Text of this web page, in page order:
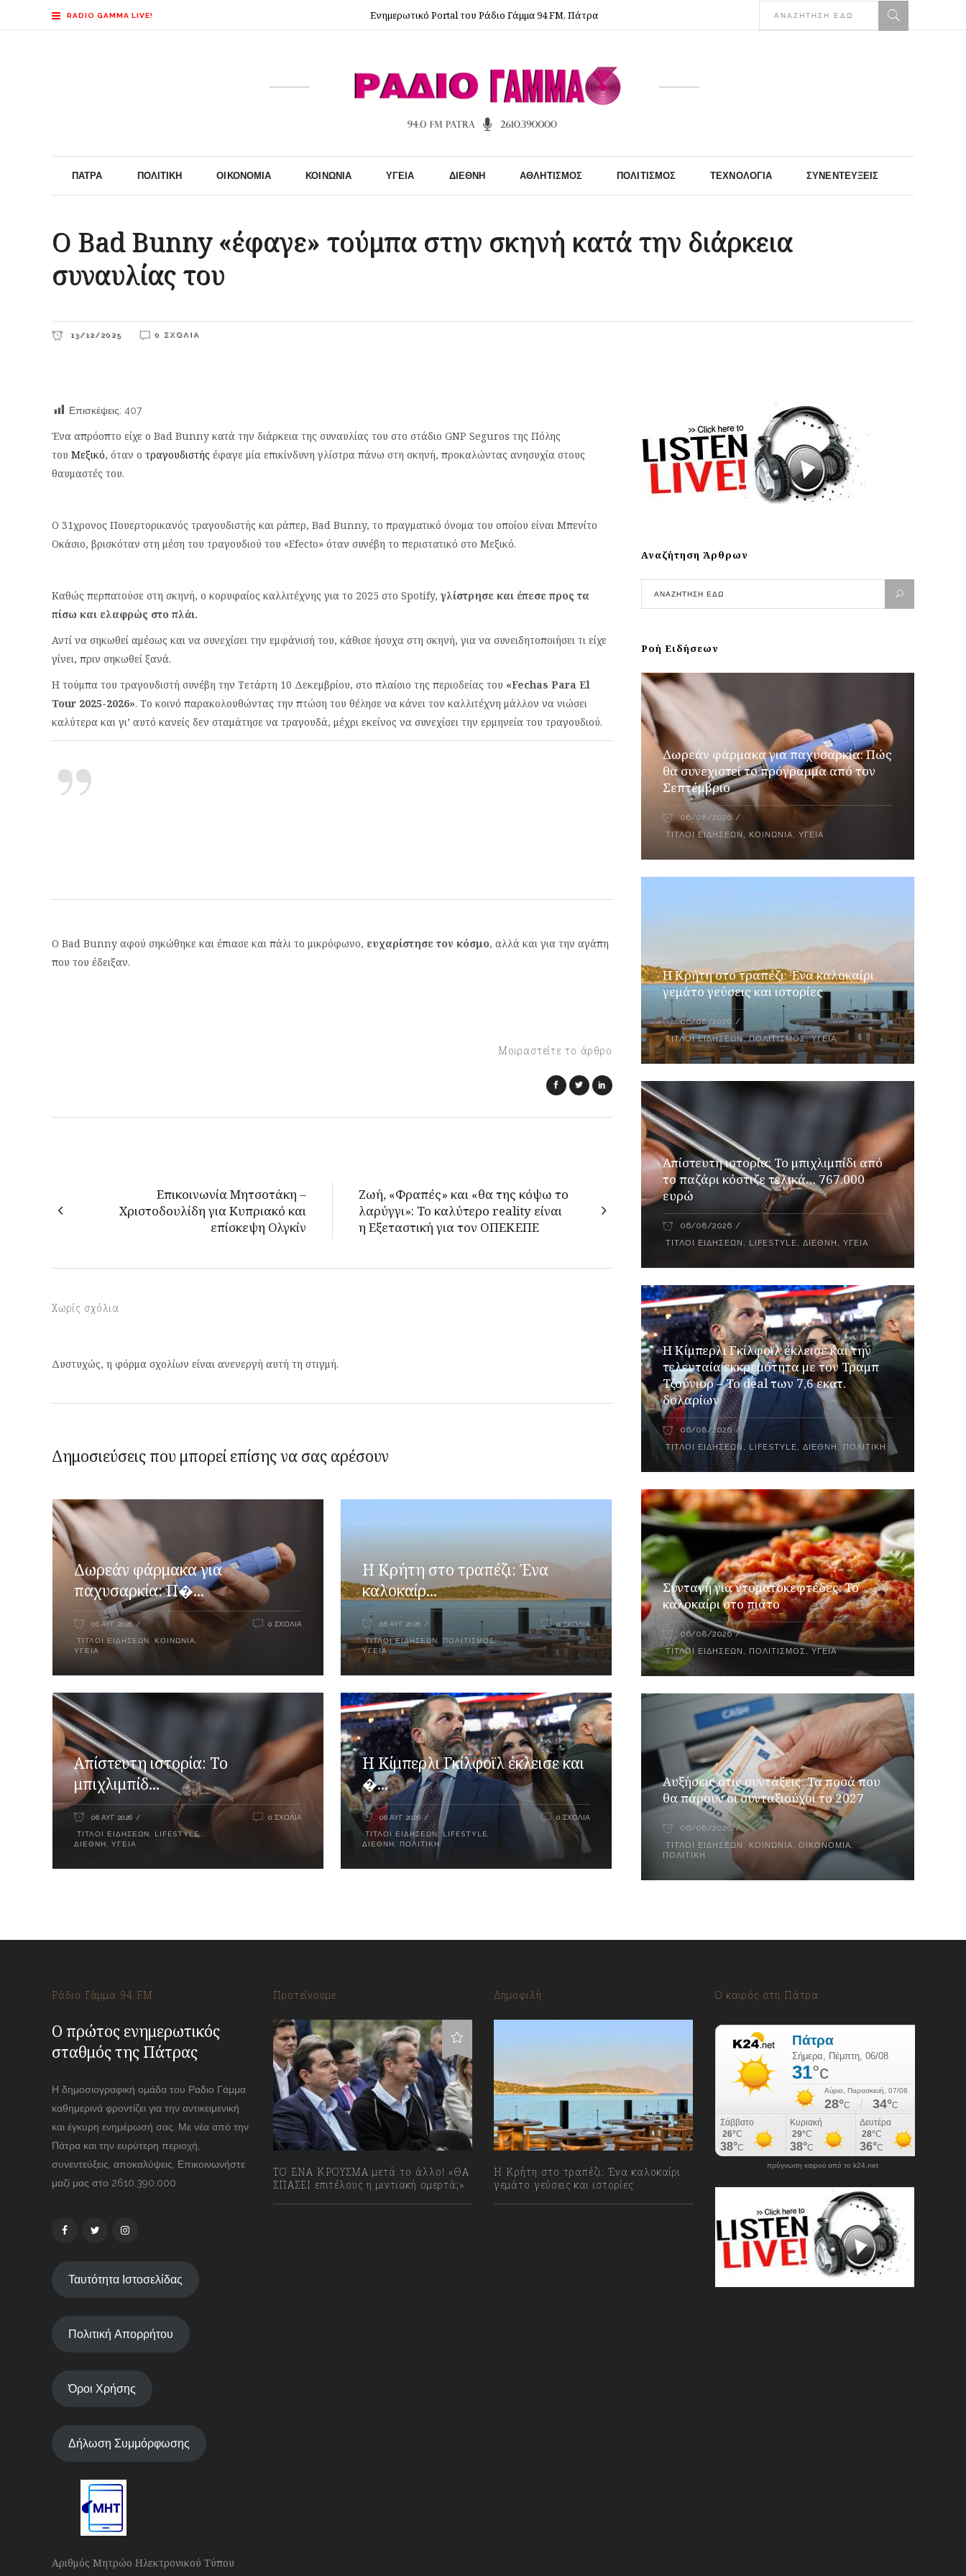
RADIO GAMMA LIVE! Ενημερωτικό Portal του Ράδιο Γάμμα 94 FM, Πάτρα
ΠΆΤΡΑ ΠΟΛΙΤΙΚΉ ΟΙΚΟΝΟΜΊΑ ΚΟΙΝΩΝΊΑ ΥΓΕΊΑ ΔΙΕΘΝΉ ΑΘΛΗΤΙΣΜΌΣ ΠΟΛΙΤΙΣΜΌΣ ΤΕΧΝΟΛΟΓΊΑ ΣΥΝΕΝΤΕΎΞΕΙΣ
Ο Bad Bunny «έφαγε» τούμπα στην σκηνή κατά την διάρκεια
συναυλίας του
13/12/2025 0 ΣΧΌΛΙΑ
Επισκέψεις: 407
Ένα απρόοπτο είχε ο Bad Bunny κατά την διάρκεια της συναυλίας του στο στάδιο GNP Seguros της Πόλης
του Μεξικό, όταν ο τραγουδιστής έφαγε μία επικίνδυνη γλίστρα πάνω στη σκηνή, προκαλώντας ανησυχία στους
θαυμαστές του.
Ο 31χρονος Πουερτορικανός τραγουδιστής και ράπερ, Bad Bunny, το πραγματικό όνομα του οποίου είναι Μπενίτο
Οκάσιο, βρισκόταν στη μέση του τραγουδιού του «Efecto» όταν συνέβη το περιστατικό στο Μεξικό.
Καθώς περπατούσε στη σκηνή, ο κορυφαίος καλλιτέχνης για το 2025 στο Spotify, γλίστρησε και έπεσε προς τα
πίσω και ελαφρώς στο πλάι.
Αντί να σηκωθεί αμέσως και να συνεχίσει την εμφάνισή του, κάθισε ήσυχα στη σκηνή, για να συνειδητοποιήσει τι είχε
γίνει, πριν σηκωθεί ξανά.
Η τούμπα του τραγουδιστή συνέβη την Τετάρτη 10 Δεκεμβρίου, στο πλαίσιο της περιοδείας του «Fechas Para El
Tour 2025-2026». Το κοινό παρακολουθώντας την πτώση του θέλησε να κάνει τον καλλιτέχνη μάλλον να νιώσει
καλύτερα και γι’ αυτό κανείς δεν σταμάτησε να τραγουδά, μέχρι εκείνος να συνεχίσει την ερμηνεία του τραγουδιού.
Ο Bad Bunny αφού σηκώθηκε και έπιασε και πάλι το μικρόφωνο, ευχαρίστησε τον κόσμο, αλλά και για την αγάπη
που του έδειξαν.
Μοιραστείτε το άρθρο
Επικοινωνία Μητσοτάκη –
Χριστοδουλίδη για Κυπριακό και
επίσκεψη Ολγκίν
Ζωή, «Φραπές» και «θα της κόψω το
λαρύγγι»: Το καλύτερο reality είναι
η Εξεταστική για τον ΟΠΕΚΕΠΕ
Χωρίς σχόλια
Δυστυχώς, η φόρμα σχολίων είναι ανενεργή αυτή τη στιγμή.
Δημοσιεύσεις που μπορεί επίσης να σας αρέσουν
Δωρεάν φάρμακα για
παχυσαρκία: Π�...
06 ΑΥΓ 2026
ΤΊΤΛΟΙ ΕΙΔΉΣΕΩΝ ΚΟΙΝΩΝΊΑ
ΥΓΕΊΑ
0 ΣΧΌΛΙΑ
Η Κρήτη στο τραπέζι: Ένα
καλοκαίρ...
06 ΑΥΓ 2026
ΤΊΤΛΟΙ ΕΙΔΉΣΕΩΝ ΠΟΛΙΤΙΣΜΌΣ,
ΥΓΕΊΑ
0 ΣΧΌΛΙΑ
Απίστευτη ιστορία: Το
μπιχλιμπίδ...
06 ΑΥΓ 2026
ΤΊΤΛΟΙ ΕΙΔΉΣΕΩΝ LIFESTYLE,
ΔΙΕΘΝΉ
ΥΓΕΊΑ
0 ΣΧΌΛΙΑ
Η Κίμπερλι Γκίλφοϊλ έκλεισε και
�...
06 ΑΥΓ 2026
ΤΊΤΛΟΙ ΕΙΔΉΣΕΩΝ ,LIFESTYLE
ΔΙΕΘΝΉ
ΠΟΛΙΤΙΚΉ
0 ΣΧΌΛΙΑ
Αναζήτηση Άρθρων
Ροή Ειδήσεων
Δωρεάν φάρμακα για παχυσαρκία: Πώς
θα συνεχιστεί το πρόγραμμα από τον
Σεπτέμβριο
06/08/2026
ΤΊΤΛΟΙ ΕΙΔΉΣΕΩΝ , ΚΟΙΝΩΝΊΑ,ΥΓΕΊΑ
Η Κρήτη στο τραπέζι: Ένα καλοκαίρι
γεμάτο γεύσεις και ιστορίες
06/08/2026
ΤΊΤΛΟΙ ΕΙΔΉΣΕΩΝ,ΠΟΛΙΤΙΣΜΌΣ,ΥΓΕΊΑ
Απίστευτη ιστορία: Το μπιχλιμπίδι από
το παζάρι κόστιζε τελικά… 767.000
ευρώ
06/08/2026
ΤΊΤΛΟΙ ΕΙΔΉΣΕΩΝ , LIFESTYLE,ΔΙΕΘΝΉ ,ΥΓΕΊΑ
Η Κίμπερλι Γκίλφοϊλ έκλεισε και την
τελευταία εκκρεμότητα με τον Τραμπ
Τζούνιορ – Το deal των 7,6 εκατ.
δολαρίων
06/08/2026
ΤΊΤΛΟΙ ΕΙΔΉΣΕΩΝ , LIFESTYLE,ΔΙΕΘΝΉ , ΠΟΛΙΤΙΚΉ
Συνταγή για ντοματοκεφτέδες: Το
καλοκαίρι στο πιάτο
06/08/2026
ΤΊΤΛΟΙ ΕΙΔΉΣΕΩΝ , ΠΟΛΙΤΙΣΜΌΣ,ΥΓΕΊΑ
Αυξήσεις στις συντάξεις: Τα ποσά που
θα πάρουν οι συνταξιούχοι το 2027
06/08/2026
ΤΊΤΛΟΙ ΕΙΔΉΣΕΩΝ , ΚΟΙΝΩΝΊΑ,ΟΙΚΟΝΟΜΊΑ,
ΠΟΛΙΤΙΚΉ
Ράδιο Γάμμα 94 FM
Ο πρώτος ενημερωτικός
σταθμός της Πάτρας
Η δημοσιογραφική ομάδα του Ραδιο Γάμμα
καθημερινά φροντίζει για την αντικειμενική
και έγκυρη ενημέρωσή σας. Με νέα από την
Πάτρα και την ευρύτερη περιοχή,
συνεντεύξεις, αποκαλύψεις. Επικοινωνήστε
μαζί μας στο 2610.390.000
Ταυτότητα Ιστοσελίδας
Πολιτική Απορρήτου
Όροι Χρήσης
Δήλωση Συμμόρφωσης
Αριθμός Μητρώο Ηλεκτρονικού Τύπου
Προτείνουμε
ΤΟ ΕΝΑ ΚΡΟΥΣΜΑ μετά το άλλο! «ΘΑ
ΣΠΑΣΕΙ επιτέλους η μιντιακή ομερτά;»
Δημοφιλή
Η Κρήτη στο τραπέζι: Ένα καλοκαίρι
γεμάτο γεύσεις και ιστορίες
Ο καιρός στη Πάτρα
πρόγνωση καιρού από το k24.net